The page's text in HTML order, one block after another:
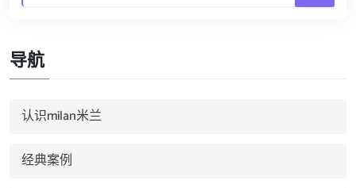
导航
认识milan米兰
经典案例